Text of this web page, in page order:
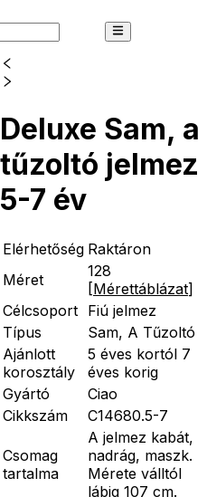
Deluxe Sam, a
tűzoltó jelmez
5-7 év
Elérhetőség Raktáron
Méret
128
[Mérettáblázat]
Célcsoport Fiú jelmez
Típus
Sam, A Tűzoltó
Ajánlott
korosztály
5 éves kortól 7
éves korig
Gyártó
Ciao
Cikkszám
C14680.5-7
Csomag
tartalma
A jelmez kabát,
nadrág, maszk.
Mérete válltól
lábig 107 cm.